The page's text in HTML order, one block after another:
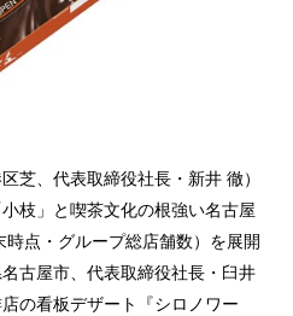
芝、代表取締役社長・新井 徹）
枝」と喫茶文化の根強い名古屋
点・グループ総店舗数）を展開
古屋市、代表取締役社長・臼井
の看板デザート『シロノワー